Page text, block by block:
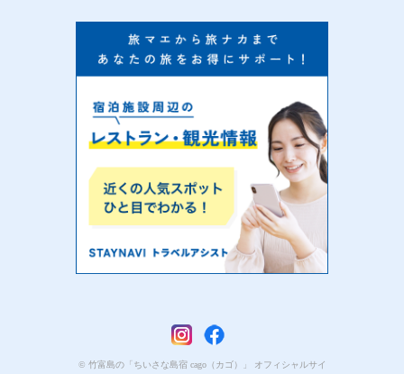
© 竹富島の「ちいさな島宿 cago（カゴ）」 オフィシャルサイ